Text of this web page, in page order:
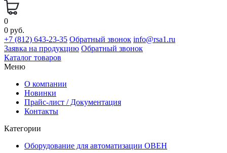
0
0 руб.
+7 (812) 643-23-35 Обратный звонок info@rsa1.ru
Заявка на продукцию Обратный звонок
Каталог товаров
Меню
О компании
Новинки
Прайс-лист / Документация
Контакты
Категории
Оборудование для автоматизации ОВЕН